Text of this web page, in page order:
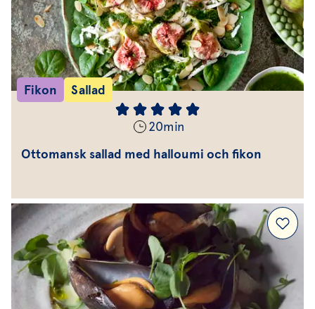
Fikon Sallad
20min
Ottomansk sallad med halloumi och fikon